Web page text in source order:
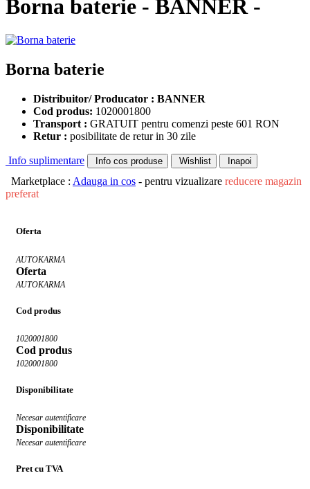
Borna baterie - BANNER -
Borna baterie
Distribuitor/ Producator : BANNER
Cod produs: 1020001800
Transport : GRATUIT pentru comenzi peste 601 RON
Retur : posibilitate de retur in 30 zile
Info suplimentare Info cos produse Wishlist Inapoi
Marketplace : Adauga in cos - pentru vizualizare reducere magazin
preferat
Oferta
AUTOKARMA
Oferta
AUTOKARMA
Cod produs
1020001800
Cod produs
1020001800
Disponibilitate
Necesar autentificare
Disponibilitate
Necesar autentificare
Pret cu TVA